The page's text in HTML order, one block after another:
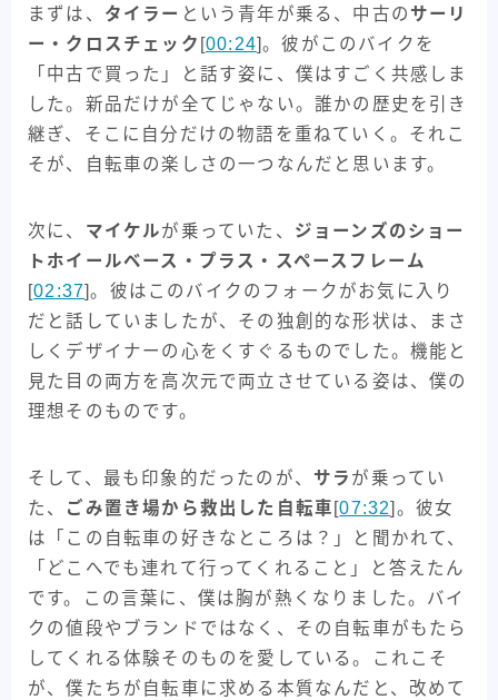
まずは、 タイラー という青年が乗る、中古の サーリ
ー・クロスチェック [00:24]。彼がこのバイクを
「中古で買った」と話す姿に、僕はすごく共感しま
した。新品だけが全てじゃない。誰かの歴史を引き
継ぎ、そこに自分だけの物語を重ねていく。それこ
そが、自転車の楽しさの一つなんだと思います。
次に、 マイケルが乗っていた、 ジョーンズのショー
トホイールベース・プラス・スペースフレーム
[02:37]。彼はこのバイクのフォークがお気に入り
だと話していましたが、その独創的な形状は、まさ
しくデザイナーの心をくすぐるものでした。機能と
見た目の両方を高次元で両立させている姿は、僕の
理想そのものです。
そして、最も印象的だったのが、 サラ が乗ってい
た、 ごみ置き場から救出した自転車 [07:32]。彼女
は「この自転車の好きなところは？」と聞かれて、
「どこへでも連れて行ってくれること」と答えたん
です。この言葉に、僕は胸が熱くなりました。バイ
クの値段やブランドではなく、その自転車がもたら
してくれる体験そのものを愛している。これこそ
が、僕たちが自転車に求める本質なんだと、改めて